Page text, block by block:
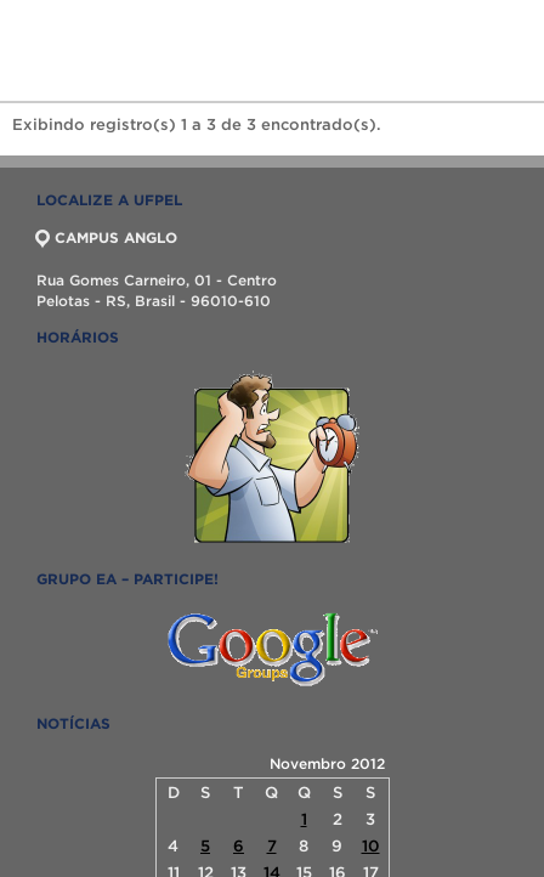
Exibindo registro(s) 1 a 3 de 3 encontrado(s).
LOCALIZE A UFPEL
CAMPUS ANGLO
Rua Gomes Carneiro, 01 - Centro
Pelotas - RS, Brasil - 96010-610
HORÁRIOS
GRUPO EA – PARTICIPE!
NOTÍCIAS
Novembro 2012
D S T Q Q S
S
1
2
3
4
5 6 7 8 9
10
11
12 13 14 15 16 17